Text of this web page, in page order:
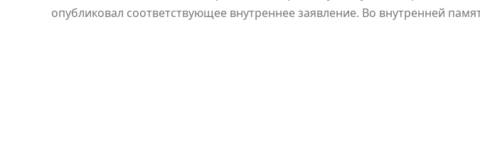
опубликовал соответствующее внутреннее заявление. Во внутренней